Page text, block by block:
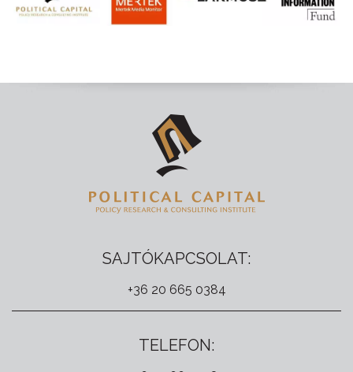
SAJTÓKAPCSOLAT:
+36 20 665 0384
TELEFON: